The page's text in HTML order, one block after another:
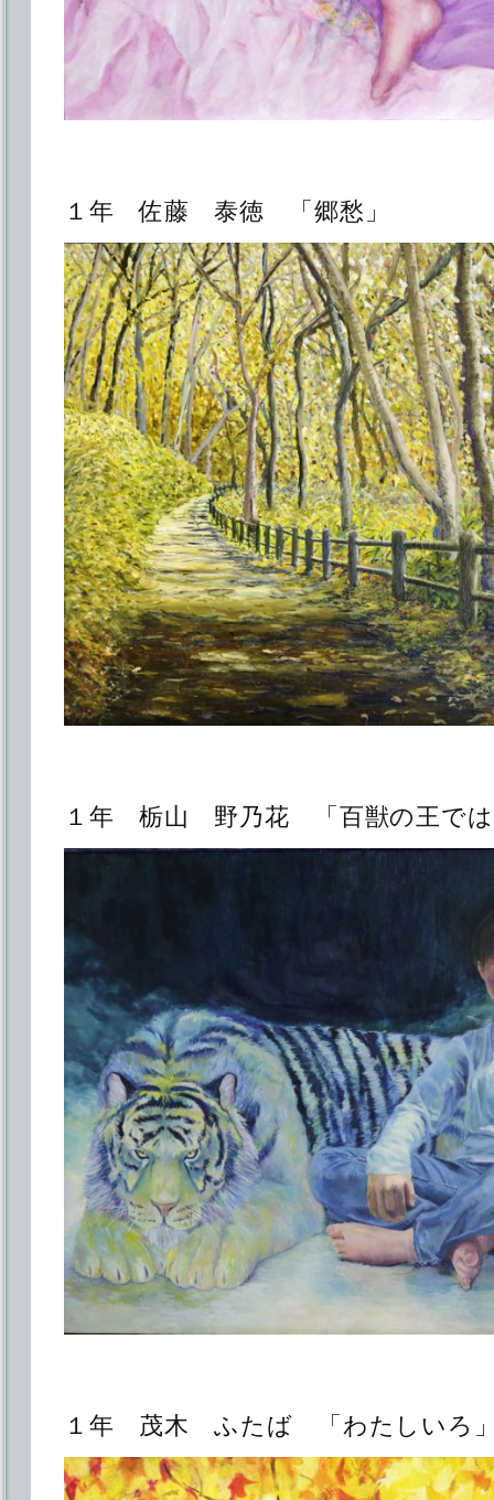
１年 佐藤 泰徳 「郷愁」
１年 栃山 野乃花 「百獣の王では
１年 茂木 ふたば 「わたしいろ